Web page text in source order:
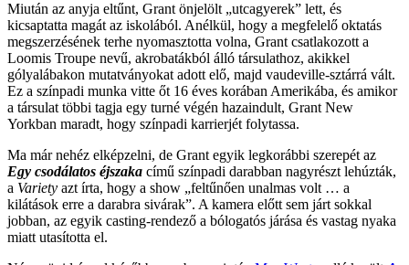
Miután az anyja eltűnt, Grant önjelölt „utcagyerek” lett, és
kicsaptatta magát az iskolából. Anélkül, hogy a megfelelő oktatás
megszerzésének terhe nyomasztotta volna, Grant csatlakozott a
Loomis Troupe nevű, akrobatákból álló társulathoz, akikkel
gólyalábakon mutatványokat adott elő, majd vaudeville-sztárrá vált.
Ez a színpadi munka vitte őt 16 éves korában Amerikába, és amikor
a társulat többi tagja egy turné végén hazaindult, Grant New
Yorkban maradt, hogy színpadi karrierjét folytassa.
Ma már nehéz elképzelni, de Grant egyik legkorábbi szerepét az
Egy csodálatos éjszaka című színpadi darabban nagyrészt lehúzták,
a Variety azt írta, hogy a show „feltűnően unalmas volt … a
kilátások erre a darabra sivárak”. A kamera előtt sem járt sokkal
jobban, az egyik casting-rendező a bólogatós járása és vastag nyaka
miatt utasította el.